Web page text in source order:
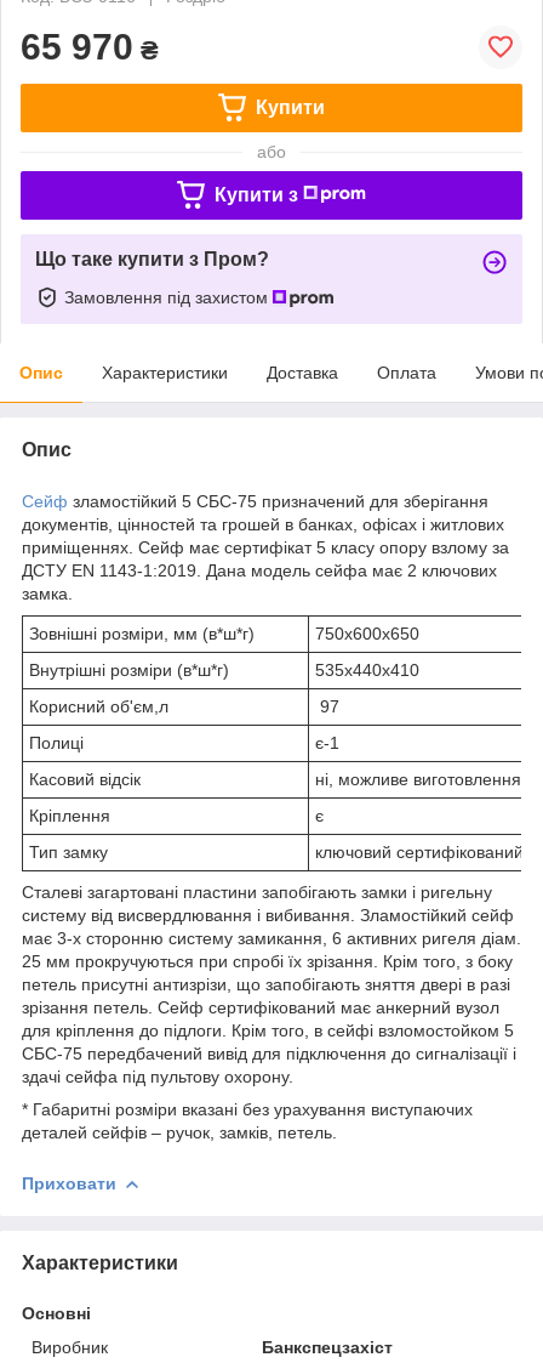
65 970 ₴
Купити
або
Купити з
Що таке купити з Пром?
Замовлення під захистом
Опис Характеристики Доставка Оплата Умови
Опис
Сейф зламостійкий 5 СБС-75 призначений для зберігання
документів, цінностей та грошей в банках, офісах і житлових
приміщеннях. Сейф має сертифікат 5 класу опору взлому за
ДСТУ EN 1143-1:2019. Дана модель сейфа має 2 ключових
замка.
Зовнішні розміри, мм (в*ш*г)
750х600х650
Внутрішні розміри (в*ш*г)
535х440х410
Корисний об'єм,л
97
Полиці
є-1
Касовий відсік
ні, можливе виготовлення
Кріплення
є
Тип замку
ключовий сертифікований
Сталеві загартовані пластини запобігають замки і ригельну
систему від висвердлювання і вибивання. Зламостійкий сейф
має 3-х сторонню систему замикання, 6 активних ригеля діам.
25 мм прокручуються при спробі їх зрізання. Крім того, з боку
петель присутні антизрізи, що запобігають зняття двері в разі
зрізання петель. Сейф сертифікований має анкерний вузол
для кріплення до підлоги. Крім того, в сейфі взломостойком 5
СБС-75 передбачений вивід для підключення до сигналізації і
здачі сейфа під пультову охорону.
* Габаритні розміри вказані без урахування виступаючих
деталей сейфів – ручок, замків, петель.
Приховати
Характеристики
Основні
Виробник
Банкспецзахіст